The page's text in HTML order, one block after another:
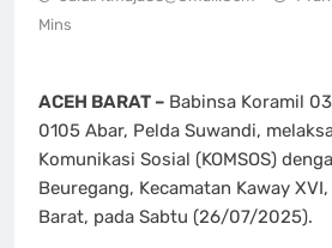
Mins
ACEH BARAT – Babinsa Koramil
0105 Abar, Pelda Suwandi,
Komunikasi Sosial (KOMSOS)
Beuregang, Kecamatan Kaway
Barat, pada Sabtu (26/07/2025).